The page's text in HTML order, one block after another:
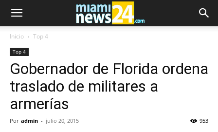
Inicio Top 4
Top 4
Gobernador de Florida ordena
traslado de militares a
armerías
Por admin - julio 20, 2015 953